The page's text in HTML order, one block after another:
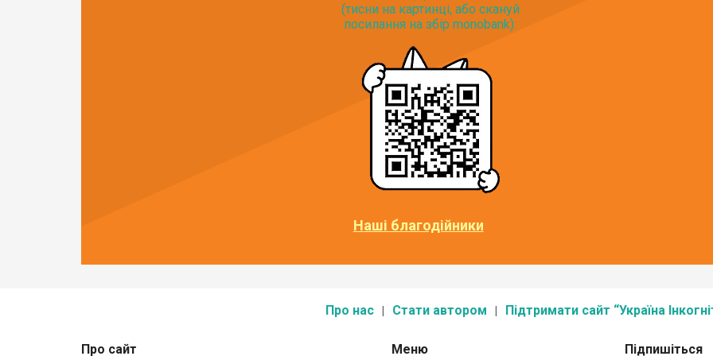
(тисни на картинці, або скануй
посилання на збір monobank):
Наші благодійники
Про нас Стати автором Підтримати сайт “Україна
Про сайт Меню Підпишіться